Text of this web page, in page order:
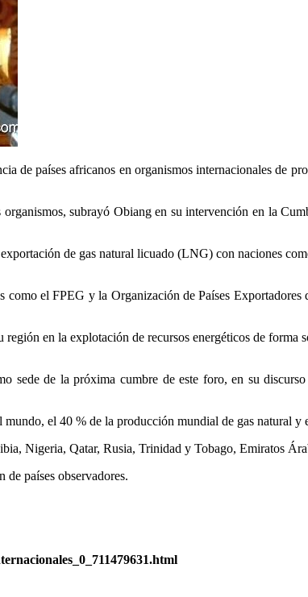
de países africanos en organismos internacionales de
subrayó Obiang en su intervención en la
de gas natural licuado (LNG) con naciones
el FPEG y la Organización de Países
en la explotación de recursos energéticos de
de la próxima cumbre de este foro, en su
el 40 % de la producción mundial de gas natural
Nigeria, Qatar, Rusia, Trinidad y Tobago, Emiratos
países observadores.